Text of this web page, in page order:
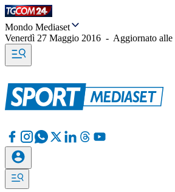
Mondo Mediaset
Venerdì 27 Maggio 2016 - Aggiornato alle